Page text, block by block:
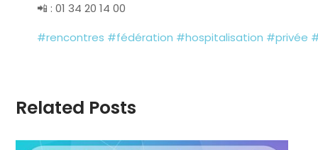
📲 : 01 34 20 14 00
#rencontres #fédération #hospitalisation #privée
Related Posts